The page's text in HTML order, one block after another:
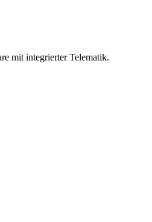
mit integrierter Telematik.